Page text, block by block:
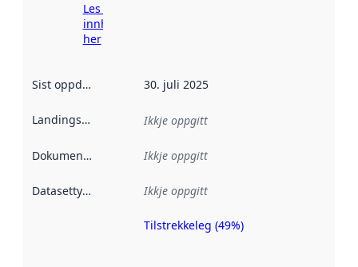
Les meir om
innhenting
her
Sist oppdatert 30. juli 2025
Landingsside Ikkje oppgitt
Dokumentasjon Ikkje oppgitt
Datasettype Ikkje oppgitt
Metadatakvalitet
Tilstrekkeleg (49%)